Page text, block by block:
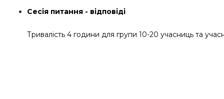
Сесія питання - відповіді
Тривалість 4 години для групи 10-20 учасниць та